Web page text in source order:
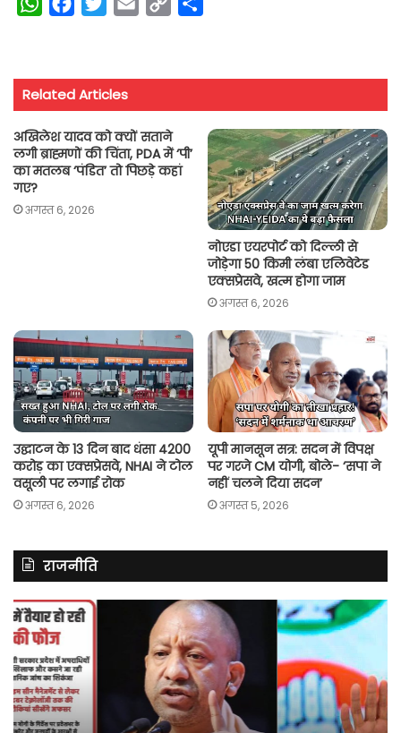
t
s
A
p
p
e
b
o
o
k
t
t
e
r
i
y
i
n
k
r
Related Articles
अखिलेश यादव को क्यों सताने
लगी ब्राह्मणों की चिंता, PDA में ‘पी’
का मतलब ‘पंडित’ तो पिछड़े कहां
गए?
अगस्त 6, 2026
नोएडा एयरपोर्ट को दिल्ली से
जोड़ेगा 50 किमी लंबा एलिवेटेड
एक्सप्रेसवे, खत्म होगा जाम
अगस्त 6, 2026
उद्घाटन के 13 दिन बाद धंसा 4200
करोड़ का एक्सप्रेसवे, NHAI ने टोल
वसूली पर लगाई रोक
अगस्त 6, 2026
यूपी मानसून सत्र: सदन में विपक्ष
पर गरजे CM योगी, बोले- ‘सपा ने
नहीं चलने दिया सदन’
अगस्त 5, 2026
राजनीति
असम
में
दर्ज
मामले
में
कांग्रेस
नेता
की